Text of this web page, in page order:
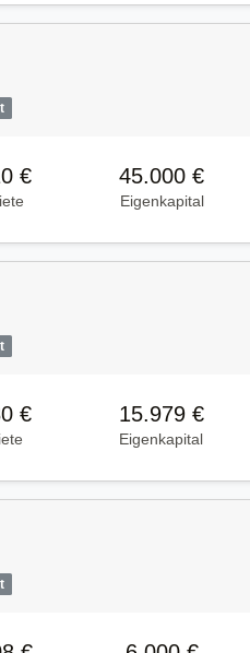
€ 45.000 €
Eigenkapital
€ 15.979 €
Eigenkapital